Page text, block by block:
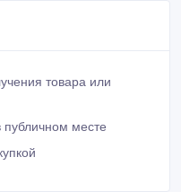
товара или
публичном месте